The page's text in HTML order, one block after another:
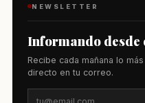
NEWSLETTER
Informando desde
Recibe cada mañana lo
directo en tu correo.